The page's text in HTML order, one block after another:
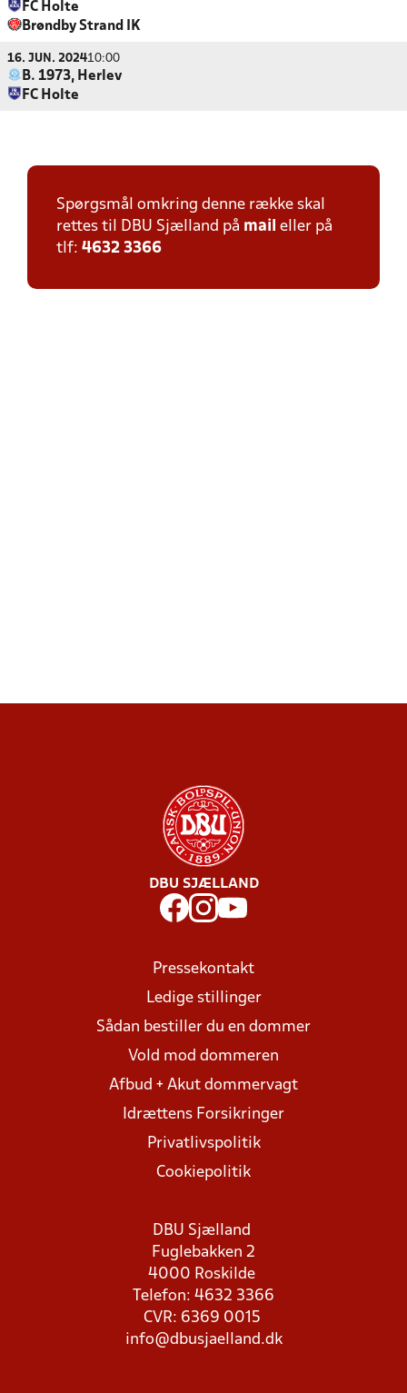
FC Holte
Brøndby Strand IK
16. JUN. 202410:00
B. 1973, Herlev
FC Holte
Spørgsmål omkring denne række skal
rettes til DBU Sjælland på mail eller på
tlf: 4632 3366
DBU SJÆLLAND
Pressekontakt
Ledige stillinger
Sådan bestiller du en dommer
Vold mod dommeren
Afbud + Akut dommervagt
Idrættens Forsikringer
Privatlivspolitik
Cookiepolitik
DBU Sjælland
Fuglebakken 2
4000 Roskilde
Telefon: 4632 3366
CVR: 6369 0015
info@dbusjaelland.dk